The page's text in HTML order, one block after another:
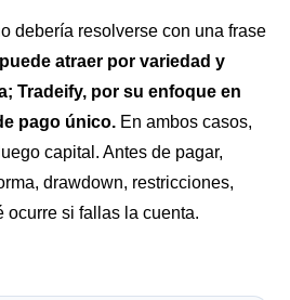
debería resolverse con una frase
atraer por variedad y
Tradeify, por su enfoque en
pago único. En ambos casos,
capital. Antes de pagar,
drawdown, restricciones,
ocurre si fallas la cuenta.